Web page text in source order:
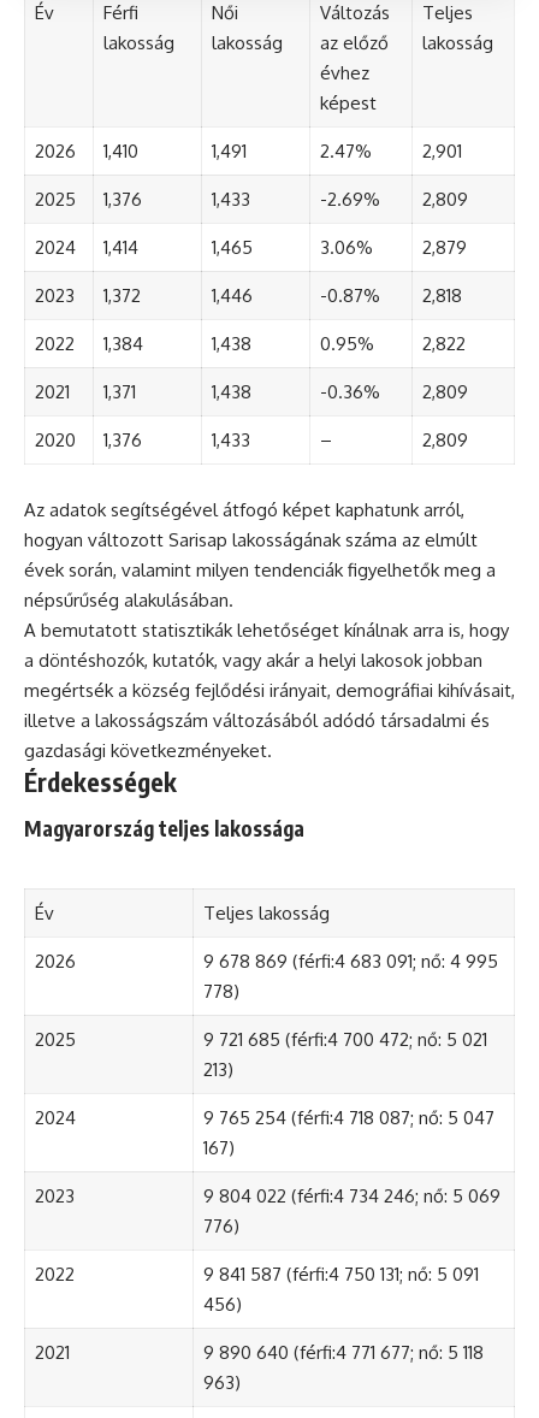
Év
Férfi
lakosság
Női
lakosság
Változás
az előző
évhez
képest
Teljes
lakosság
2026 1,410 1,491 2.47% 2,901
2025 1,376 1,433 -2.69% 2,809
2024 1,414 1,465 3.06% 2,879
2023 1,372 1,446 -0.87% 2,818
2022 1,384 1,438 0.95% 2,822
2021 1,371 1,438 -0.36% 2,809
2020 1,376 1,433 – 2,809
Az adatok segítségével átfogó képet kaphatunk arról,
hogyan változott Sarisap lakosságának száma az elmúlt
évek során, valamint milyen tendenciák figyelhetők meg a
népsűrűség alakulásában.
A bemutatott statisztikák lehetőséget kínálnak arra is, hogy
a döntéshozók, kutatók, vagy akár a helyi lakosok jobban
megértsék a község fejlődési irányait, demográfiai kihívásait,
illetve a lakosságszám változásából adódó társadalmi és
gazdasági következményeket.
Érdekességek
Magyarország teljes lakossága
Év Teljes lakosság
2026
9 678 869 (férfi:4 683 091; nő: 4 995
778)
2025
9 721 685 (férfi:4 700 472; nő: 5 021
213)
2024
9 765 254 (férfi:4 718 087; nő: 5 047
167)
2023
9 804 022 (férfi:4 734 246; nő: 5 069
776)
2022
9 841 587 (férfi:4 750 131; nő: 5 091
456)
2021
9 890 640 (férfi:4 771 677; nő: 5 118
963)